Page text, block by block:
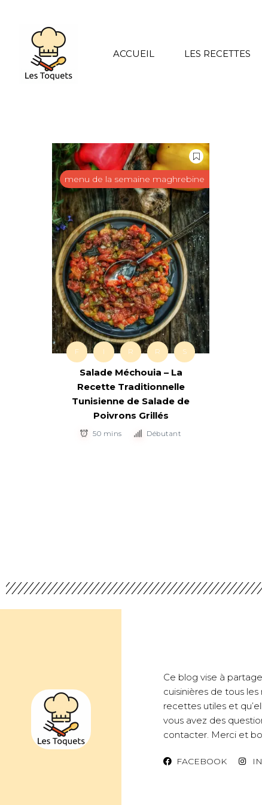
ACCUEIL LES RECETTES
menu de la semaine maghrebine
F I R R S
Salade Méchouia – La
Recette Traditionnelle
Tunisienne de Salade de
Poivrons Grillés
50 mins Débutant
Ce blog vise à
cuisinières de tous
recettes utiles et
vous avez des
contacter. Merci et
FACEBOOK